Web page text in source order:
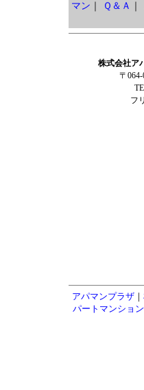
マン
Ｑ＆Ａ
株式会社ア
〒
フ
アパマンプラザ ｜
パートマンショ